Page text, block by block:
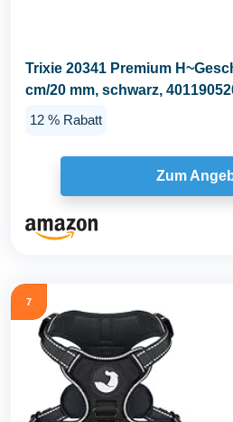
Trixie 20341 Premium
cm/20 mm, schwarz,
12 % Rabatt
Zum
7